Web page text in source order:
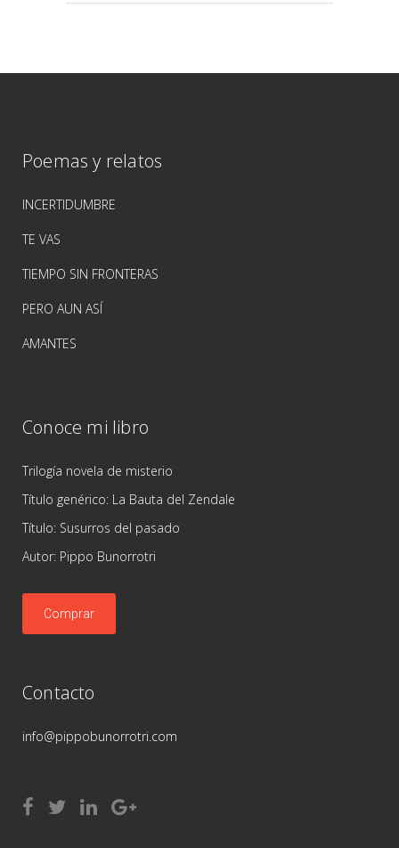
Poemas y relatos
INCERTIDUMBRE
TE VAS
TIEMPO SIN FRONTERAS
PERO AUN ASÍ
AMANTES
Conoce mi libro
Trilogía novela de misterio
Título genérico: La Bauta del Zendale
Título: Susurros del pasado
Autor: Pippo Bunorrotri
Comprar
Contacto
info@pippobunorrotri.com